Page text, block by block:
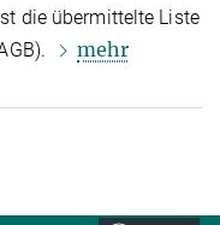
die übermittelte Liste
mehr